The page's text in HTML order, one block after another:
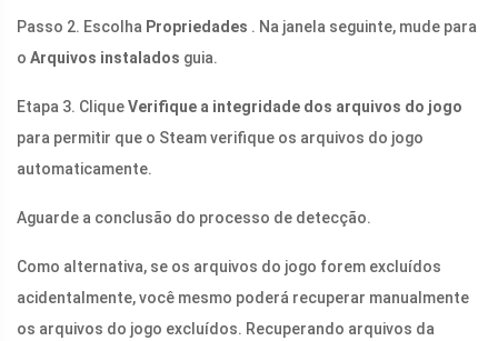
Passo 2. Escolha Propriedades . Na janela seguinte, mude para
o Arquivos instalados guia.
Etapa 3. CliqueVerifique a integridade dos arquivos do jogo
para permitir que o Steam verifique os arquivos do jogo
automaticamente.
Aguarde a conclusão do processo de detecção.
Como alternativa, se os arquivos do jogo forem excluídos
acidentalmente, você mesmo poderá recuperar manualmente
os arquivos do jogo excluídos. Recuperando arquivos da